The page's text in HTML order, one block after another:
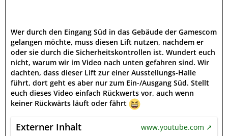
Wer durch den Eingang Süd in das Gebäude der Gamescom
gelangen möchte, muss diesen Lift nutzen, nachdem er
oder sie durch die Sicherheitskontrollen ist. Wundert euch
nicht, warum wir im Video nach unten gefahren sind. Wir
dachten, dass dieser Lift zur einer Ausstellungs-Halle
führt, dort geht es aber nur zum Ein-/Ausgang Süd. Stellt
euch dieses Video einfach Rückwerts vor, auch wenn
keiner Rückwärts läuft oder fährt
Externer Inhalt
www.youtube.com